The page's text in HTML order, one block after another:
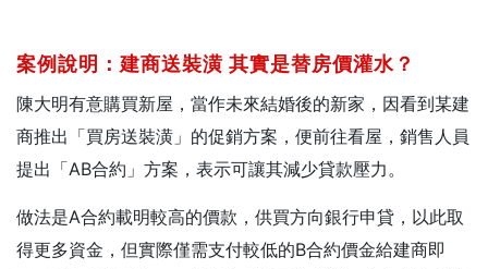
案例說明：建商送裝潢 其實是替房價灌水？
陳大明有意購買新屋，當作未來結婚後的新家，因看到某建
商推出「買房送裝潢」的促銷方案，便前往看屋，銷售人員
提出「AB合約」方案，表示可讓其減少貸款壓力。
做法是A合約載明較高的價款，供買方向銀行申貸，以此取
得更多資金，但實際僅需支付較低的B合約價金給建商即